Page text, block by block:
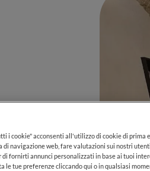
i cookie" acconsenti all'utilizzo di cookie di prima
di navigazione web, fare valutazioni sui nostri
fornirti annunci personalizzati in base ai tuoi
le tue preferenze cliccando qui o in qualsiasi